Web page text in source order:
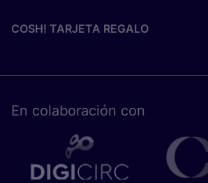
COSH! TARJETA REGALO
En cola­bo­ra­ción con